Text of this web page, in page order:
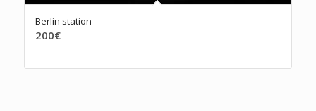
Berlin station
200€